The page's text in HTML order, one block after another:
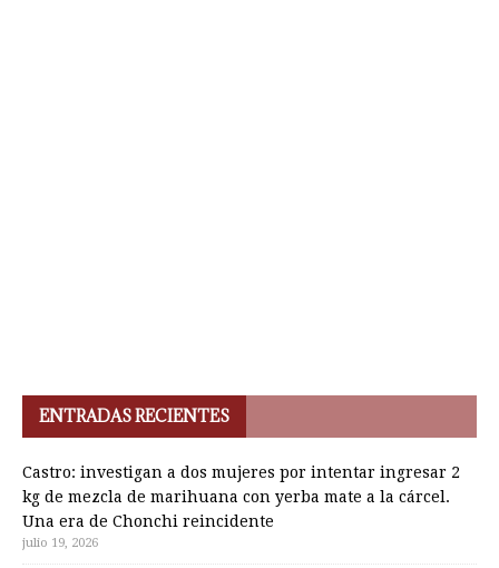
ENTRADAS RECIENTES
Castro: investigan a dos mujeres por intentar ingresar 2
kg de mezcla de marihuana con yerba mate a la cárcel.
Una era de Chonchi reincidente
julio 19, 2026